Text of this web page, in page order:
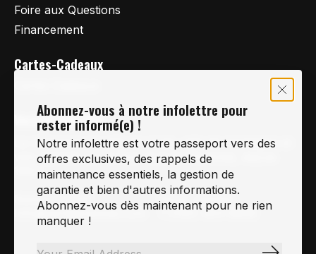
Foire aux Questions
Financement
Cartes-Cadeaux
Vertige Vélo Ski
La référence en vélo de route, vélo de montagne et
vélo hybride sur la Rive-Sud de Montréal, depuis
1997.
Notre courriel
Info@vertigeveloski.com
Nous Joindre
1 (450) 464-8808
Abonnez-vous à notre infolettre pour
rester informé(e) !
Notre infolettre est votre passeport vers des
offres exclusives, des rappels de
maintenance essentiels, la gestion de
garantie et bien d'autres informations.
Abonnez-vous dès maintenant pour ne rien
manquer !